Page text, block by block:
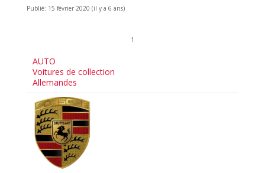
Publié: 15 février 2020 (il y a 6 ans)
1
AUTO
Voitures de collection
Allemandes